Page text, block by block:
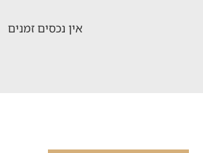
אין נכסים זמנים